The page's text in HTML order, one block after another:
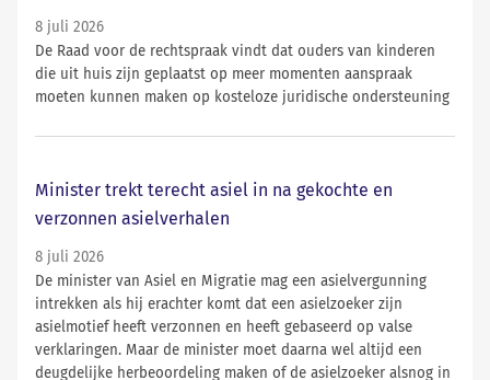
8 juli 2026
De Raad voor de rechtspraak vindt dat ouders van kinderen
die uit huis zijn geplaatst op meer momenten aanspraak
moeten kunnen maken op kosteloze juridische ondersteuning
Minister trekt terecht asiel in na gekochte en
verzonnen asielverhalen
8 juli 2026
De minister van Asiel en Migratie mag een asielvergunning
intrekken als hij erachter komt dat een asielzoeker zijn
asielmotief heeft verzonnen en heeft gebaseerd op valse
verklaringen. Maar de minister moet daarna wel altijd een
deugdelijke herbeoordeling maken of de asielzoeker alsnog in